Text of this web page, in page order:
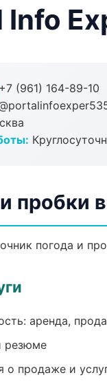
Info
+7 (961) 164-89-10
пробки
погода и
аренда,
резюме
о продаже и